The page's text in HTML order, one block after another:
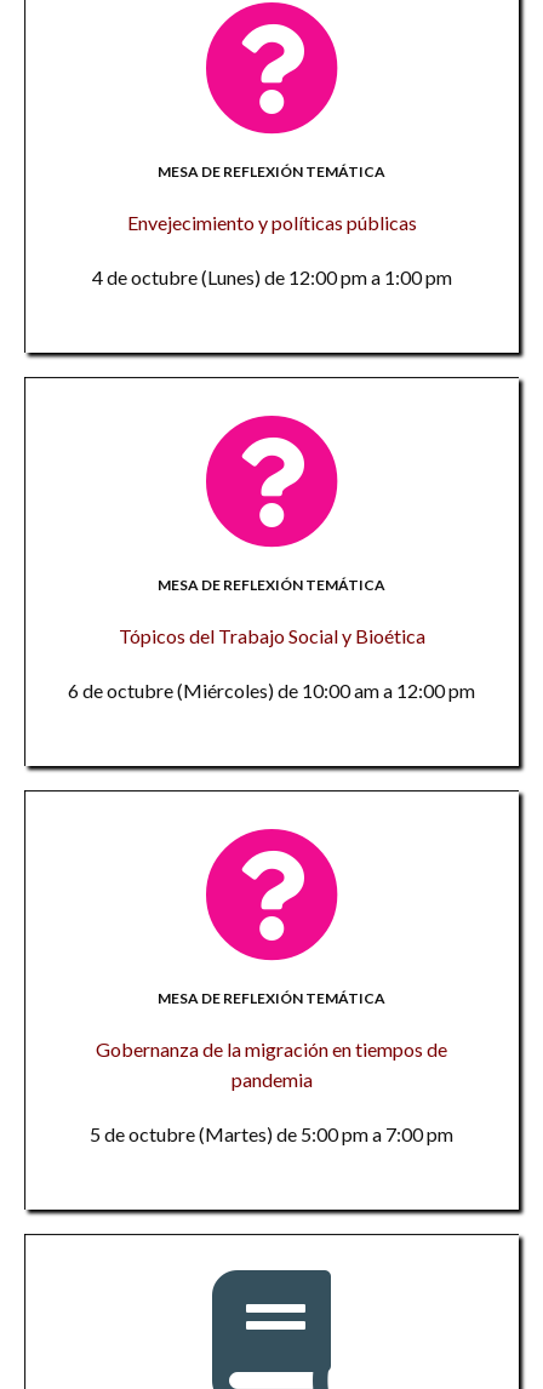
MESA DE REFLEXIÓN TEMÁTICA
Envejecimiento y políticas públicas
4 de octubre (Lunes) de 12:00 pm a 1:00 pm
MESA DE REFLEXIÓN TEMÁTICA
Tópicos del Trabajo Social y Bioética
6 de octubre (Miércoles) de 10:00 am a 12:00 pm
MESA DE REFLEXIÓN TEMÁTICA
Gobernanza de la migración en tiempos de
pandemia
5 de octubre (Martes) de 5:00 pm a 7:00 pm